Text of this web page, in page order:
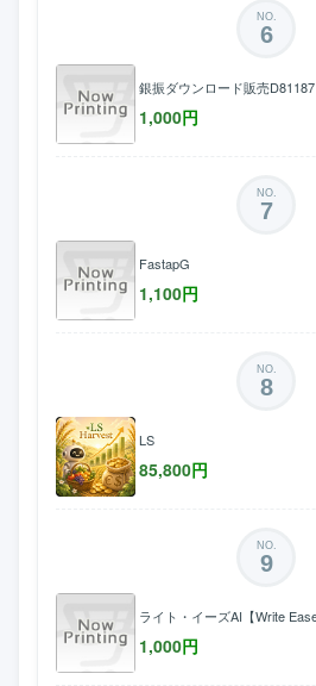
NO.
6
銀振ダウンロード販売D81187
1,000円
NO.
7
FastapG
1,100円
NO.
8
LS
85,800円
NO.
9
ライト・イーズAI【Write Ease
1,000円